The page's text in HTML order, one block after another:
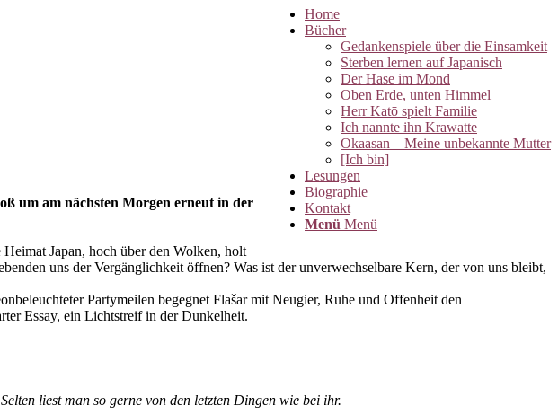
Home
Bücher
Gedankenspiele über die Einsamkeit
Sterben lernen auf Japanisch
Der Hase im Mond
Oben Erde, unten Himmel
Herr Katō spielt Familie
Ich nannte ihn Krawatte
Okaasan – Meine unbekannte Mutter
[Ich bin]
Lesungen
Biographie
Kontakt
Menü Menü
um am nächsten Morgen erneut in der
Japan, hoch über den Wolken, holt
uns der Vergänglichkeit öffnen? Was ist der unverwechselbare Kern, der von uns bleibt,
Partymeilen begegnet Flašar mit Neugier, Ruhe und Offenheit den
Essay, ein Lichtstreif in der Dunkelheit.
liest man so gerne von den letzten Dingen wie bei ihr.